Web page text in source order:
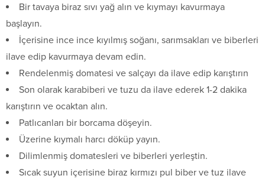
Bir tavaya biraz sıvı yağ alın ve kıymayı kavurmaya
başlayın.
İçerisine ince ince kıyılmış soğanı, sarımsakları ve biberleri
ilave edip kavurmaya devam edin.
Rendelenmiş domatesi ve salçayı da ilave edip karıştırın
Son olarak karabiberi ve tuzu da ilave ederek 1-2 dakika
karıştırın ve ocaktan alın.
Patlıcanları bir borcama döşeyin.
Üzerine kıymalı harcı döküp yayın.
Dilimlenmiş domatesleri ve biberleri yerleştin.
Sıcak suyun içerisine biraz kırmızı pul biber ve tuz ilave